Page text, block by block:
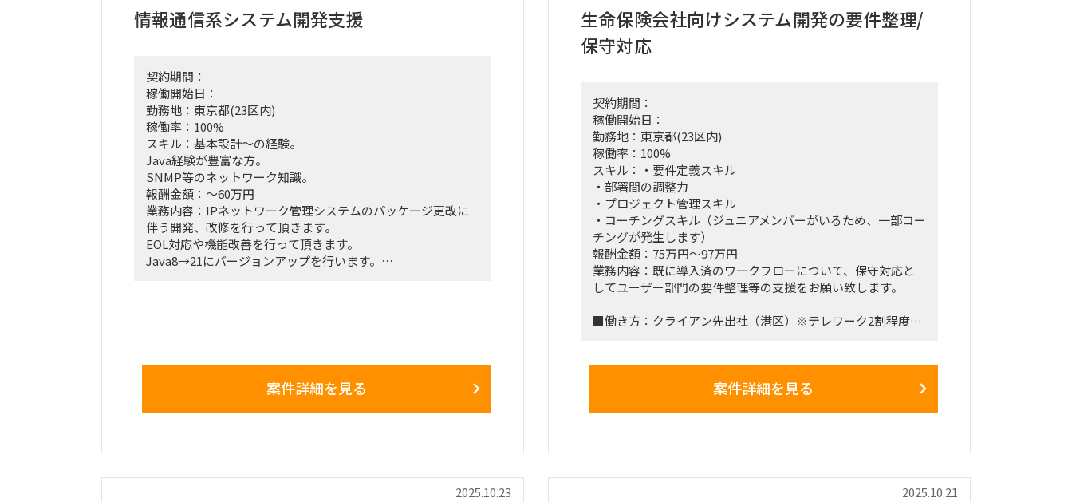
プロジェクト全体の進捗管理、および技術的な課題解決
（PM/PL補助業務）
・その後のOracle Fusionプロジェクトへの参画
【求める人物像】
Oracle FusionまたはEBSの会計モジュールに深い知見を持
ント化・他者への指導まで対応できる方。
コンサルティングファーム出身である必要はなく、知見と実
務遂行能力が重視されます。
情報通信系システム開発支援
契約期間：
稼働開始日：
勤務地：東京都(23区内)
稼働率：100%
スキル：基本設計～の経験。
Java経験が豊富な方。
SNMP等のネットワーク知識。
報酬金額：～60万円
業務内容：IPネットワーク管理システムのパッケージ更改に
伴う開発、改修を行って頂きます。
EOL対応や機能改善を行って頂きます。
Java8→21にバージョンアップを行います。
案件詳細を見る
生命保険会社向けシステム開発の要件整理/
保守対応
契約期間：
稼働開始日：
勤務地：東京都(23区内)
稼働率：100%
スキル：・要件定義スキル
・部署間の調整力
・プロジェクト管理スキル
・コーチングスキル（ジュニアメンバーがいるため、一部コー
チングが発生します）
報酬金額：75万円～97万円
業務内容：既に導入済のワークフローについて、保守対応と
してユーザー部門の要件整理等の支援をお願い致します。
■働き方：クライアン先出社（港区）※テレワーク2割程度可
■稼働想定時期：即日～2025年12月末※3月末までは継続する
案件詳細を見る
2025.10.23 2025.10.21